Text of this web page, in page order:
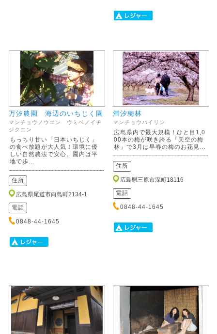
万汐農園 海辺のいちじく園
マンチョウノウエン ウミベノイチ
ジクエン
もっちり甘い「日本いちじく」
の食べ放題が大人気！環境に優
しい自然農法で安心。園内は平
地で歩...
住所
広島県尾道市向島町2134-1
電話
0848-44-1645
満汐梅林
マンチョウバイリン
広島県内で最大規模！ひと目1,0
00本の梅が咲き誇る「天空の梅
林」で3月は早春の梅のお花見...
住所
広島県三原市深町18116
電話
0848-44-1645